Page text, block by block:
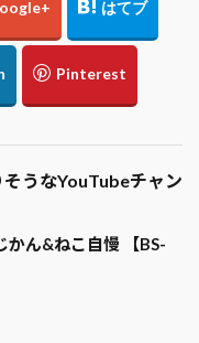
うなYouTubeチャン
かん&ねこ自慢 【BS-